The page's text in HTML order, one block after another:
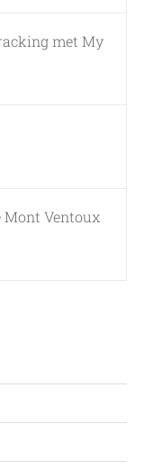
met My
Mont Ventoux